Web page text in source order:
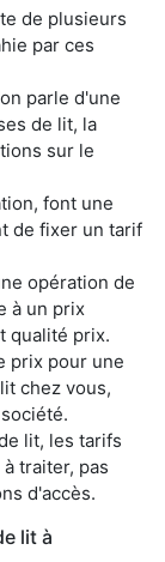
de plusieurs
par ces
parle d'une
de lit, la
sur le
font une
de fixer un tarif
opération de
à un prix
qualité prix.
prix pour une
chez vous,
lit, les tarifs
traiter, pas
d'accès.
lit à